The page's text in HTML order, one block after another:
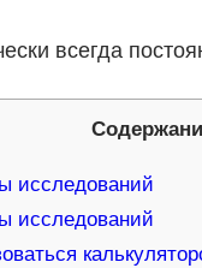
всегда
исследований
исследований